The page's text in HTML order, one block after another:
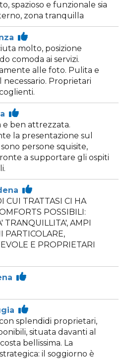
spazioso e funzionale sia
zona tranquilla
molto, posizione
comoda ai servizi.
alle foto. Pulita e
Proprietari
e ben attrezzata.
la presentazione sul
persone squisite,
a supportare gli ospiti
CUI TRATTASI CI HA
POSSIBILI:
TRANQUILLITA', AMPI
PARTICOLARE,
E PROPRIETARI
splendidi proprietari,
situata davanti al
bellissima. La
il soggiorno è